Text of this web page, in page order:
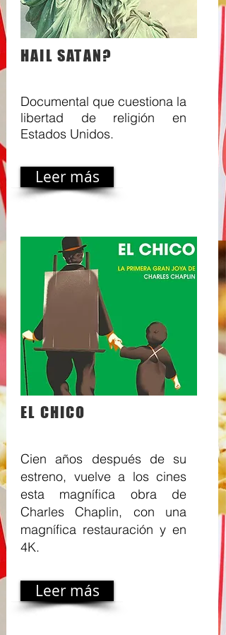
HAIL SATAN?
Documental que cuestiona la
libertad de religión en
Estados Unidos.
Leer más
EL CHICO
Cien años después de su
estreno, vuelve a los cines
esta magnífica obra de
Charles Chaplin, con una
magnífica restauración y en
4K.
Leer más